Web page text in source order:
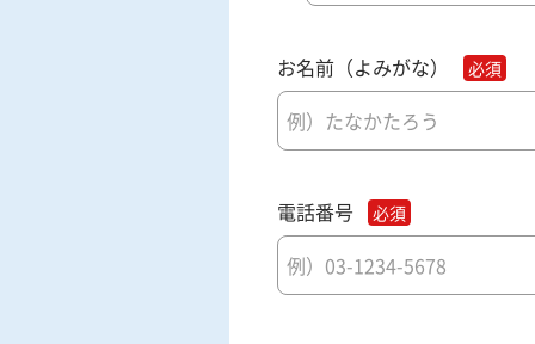
お名前（よみがな）
電話番号